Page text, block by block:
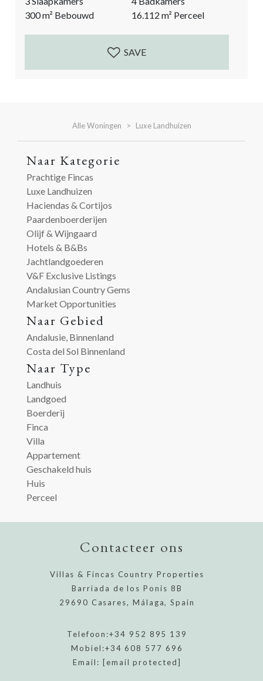
kleurrijke Bougainville en de vergezichten over de
Middellandse Zee, de rots van Gibraltar en Afrika
zorgen voor de Andalusische magie. De grote ramen
300m² Bebouwd 16.112 m² Perceel
SAVE
Alle Woningen Luxe Landhuizen
Naar Kategorie
Prachtige Fincas
Luxe Landhuizen
Haciendas & Cortijos
Paardenboerderijen
Olijf & Wijngaard
Hotels & B&Bs
Jachtlandgoederen
V&F Exclusive Listings
Andalusian Country Gems
Market Opportunities
Naar Gebied
Andalusie, Binnenland
Costa del Sol Binnenland
Naar Type
Landhuis
Landgoed
Boerderij
Finca
Villa
Appartement
Geschakeld huis
Huis
Perceel
Contacteer ons
Villas & Fincas Country Properties
Barriada de los Ponis 8B
29690 Casares, Málaga, Spain
Telefoon:+34 952 895 139
Mobiel:+34 608 577 696
Email: [email protected]